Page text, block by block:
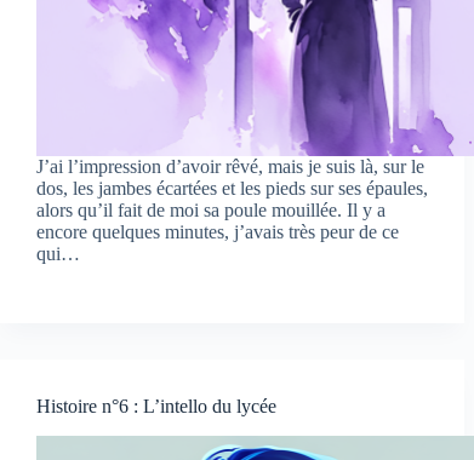
J’ai l’impression d’avoir rêvé, mais je suis là, sur le
dos, les jambes écartées et les pieds sur ses épaules,
alors qu’il fait de moi sa poule mouillée. Il y a
encore quelques minutes, j’avais très peur de ce
qui…
Histoire n°6 : L’intello du lycée